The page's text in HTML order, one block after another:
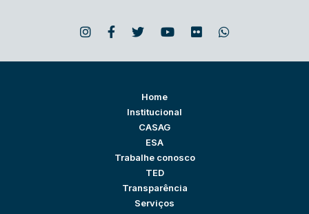
Home
Institucional
CASAG
ESA
Trabalhe conosco
TED
Transparência
Serviços